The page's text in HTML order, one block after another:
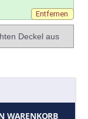
Entfernen
Deckel aus
WARENKORB